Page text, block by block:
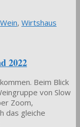
Wein, Wirtshaus
2022
Beim Blick
von Slow
Zoom,
das gleiche